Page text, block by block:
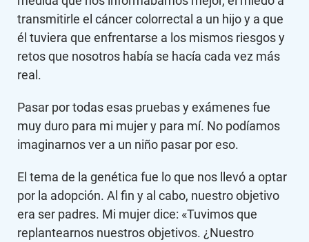
transmitirle el cáncer colorrectal a un hijo y a que
él tuviera que enfrentarse a los mismos riesgos y
retos que nosotros había se hacía cada vez más
real.
Pasar por todas esas pruebas y exámenes fue
muy duro para mi mujer y para mí. No podíamos
imaginarnos ver a un niño pasar por eso.
El tema de la genética fue lo que nos llevó a optar
por la adopción. Al fin y al cabo, nuestro objetivo
era ser padres. Mi mujer dice: «Tuvimos que
replantearnos nuestros objetivos. ¿Nuestro